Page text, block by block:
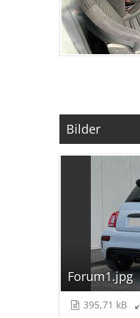
Bilder
Forum1.jpg
395,71 kB